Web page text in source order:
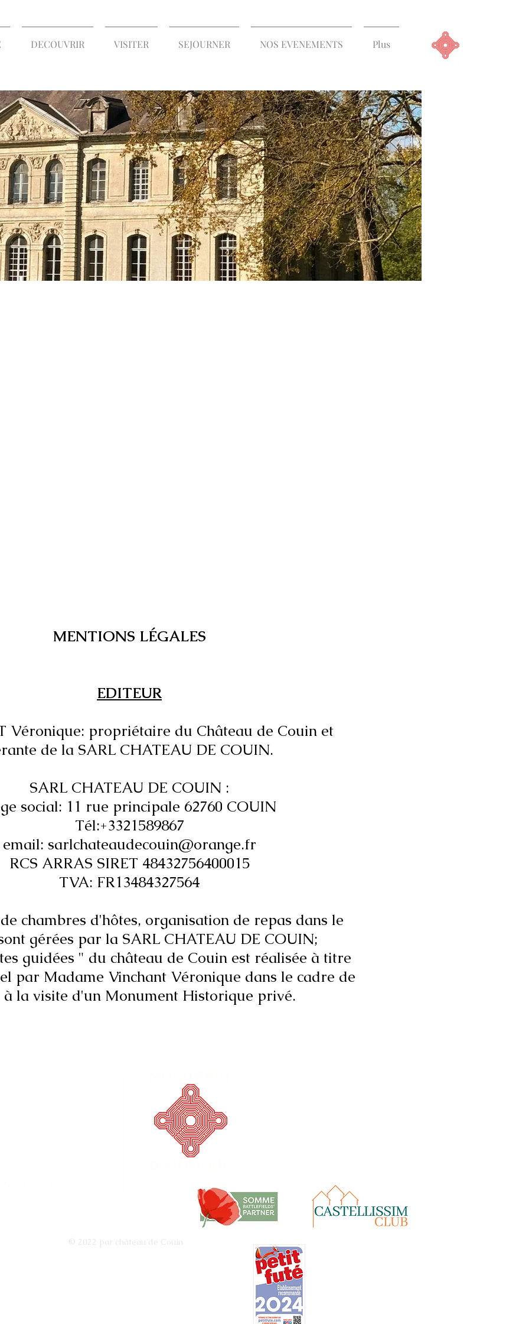
DECOUVRIR VISITER SEJOURNER NOS EVENEMENTS Plus
MENTIONS LÉGALES
EDITEUR
Véronique: propriétaire du Château de Couin et
de la SARL CHATEAU DE COUIN.
SARL CHATEAU DE COUIN :
social: 11 rue principale 62760 COUIN
Tél:+3321589867
email: sarlchateaudecouin@orange.fr
RCS ARRAS SIRET 48432756400015
TVA: FR13484327564
chambres d'hôtes, organisation de repas dans le
gérées par la SARL CHATEAU DE COUIN;
guidées " du château de Couin est réalisée à titre
par Madame Vinchant Véronique dans le cadre de
à la visite d'un Monument Historique privé.
© 2022 par château de Couin